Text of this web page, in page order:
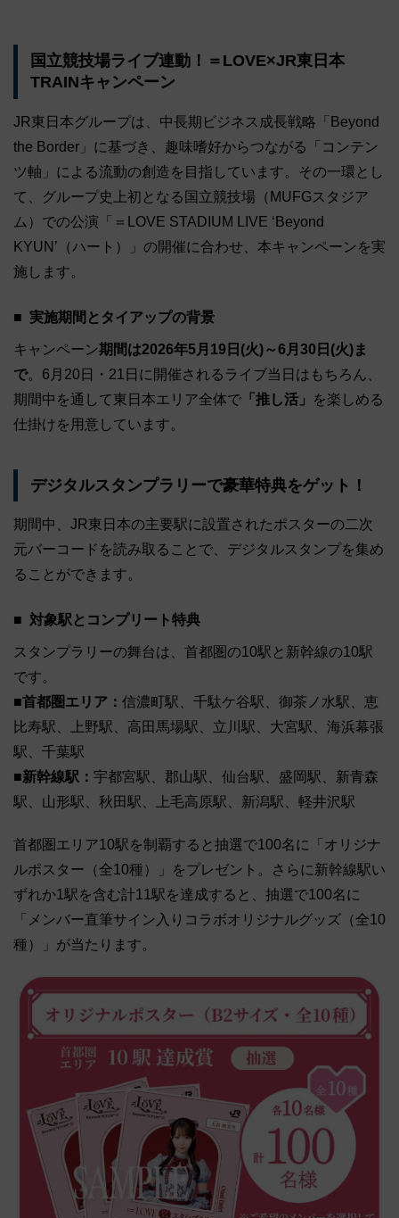
国立競技場ライブ連動！＝LOVE×JR東日本
TRAINキャンペーン
JR東日本グループは、中長期ビジネス成長戦略「Beyond
the Border」に基づき、趣味嗜好からつながる「コンテン
ツ軸」による流動の創造を目指しています。その一環とし
て、グループ史上初となる国立競技場（MUFGスタジア
ム）での公演「＝LOVE STADIUM LIVE ‘Beyond
KYUN’（ハート）」の開催に合わせ、本キャンペーンを実
施します。
実施期間とタイアップの背景
キャンペーン期間は2026年5月19日(火)～6月30日(火)ま
で。6月20日・21日に開催されるライブ当日はもちろん、
期間中を通して東日本エリア全体で 「推し活」
を楽しめる
仕掛けを用意しています。
デジタルスタンプラリーで豪華特典をゲット！
期間中、JR東日本の主要駅に設置されたポスターの二次
元バーコードを読み取ることで、デジタルスタンプを集め
ることができます。
対象駅とコンプリート特典
スタンプラリーの舞台は、首都圏の10駅と新幹線の10駅
です。
■首都圏エリア： 信濃町駅、千駄ケ谷駅、御茶ノ水駅、恵
比寿駅、上野駅、高田馬場駅、立川駅、大宮駅、海浜幕張
駅、千葉駅
■新幹線駅： 宇都宮駅、郡山駅、仙台駅、盛岡駅、新青森
駅、山形駅、秋田駅、上毛高原駅、新潟駅、軽井沢駅
首都圏エリア10駅を制覇すると抽選で100名に「オリジナ
ルポスター（全10種）」をプレゼント。さらに新幹線駅い
ずれか1駅を含む計11駅を達成すると、抽選で100名に
「メンバー直筆サイン入りコラボオリジナルグッズ（全10
種）」が当たります。